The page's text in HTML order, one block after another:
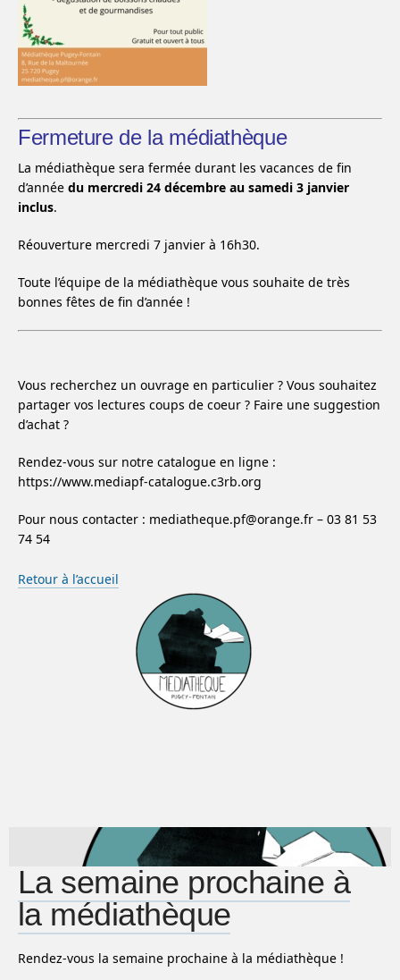
Fermeture de la médiathèque
La médiathèque sera fermée durant les vacances de fin
d’année du mercredi 24 décembre au samedi 3 janvier
inclus.
Réouverture mercredi 7 janvier à 16h30.
Toute l’équipe de la médiathèque vous souhaite de très
bonnes fêtes de fin d’année !
Vous recherchez un ouvrage en particulier ? Vous souhaitez
partager vos lectures coups de coeur ? Faire une suggestion
d’achat ?
Rendez-vous sur notre catalogue en ligne :
https://www.mediapf-catalogue.c3rb.org
Pour nous contacter : mediatheque.pf@orange.fr – 03 81 53
74 54
Retour à l’accueil
La semaine prochaine à
la médiathèque
Rendez-vous la semaine prochaine à la médiathèque !